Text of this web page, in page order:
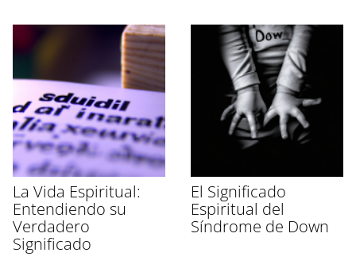
La Vida Espiritual:
Entendiendo su
Verdadero
Significado
El Significado
Espiritual del
Síndrome de Down